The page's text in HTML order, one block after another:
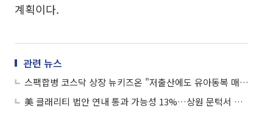
계획이다.
관련 뉴스
스팩합병 코스닥 상장 뉴키즈온 "저출산에도 유아동복 매출 견조⋯글로벌 도약 목표"
美 클래리티 법안 연내 통과 가능성 13%…상원 문턱서 제동